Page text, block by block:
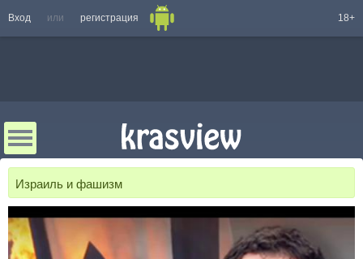
Вход или регистрация 18+
Израиль и фашизм